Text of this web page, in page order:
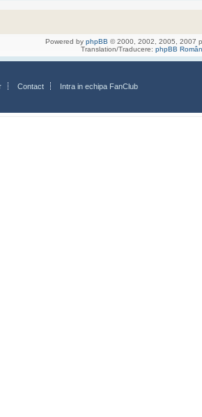
Powered by phpBB © 2000, 2002, 2005, 2007
Translation/Traducere: phpBB
Contact Intra in echipa FanClub